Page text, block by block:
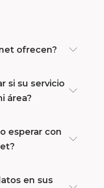
ofrecen?
si su servicio
área?
esperar con
en sus